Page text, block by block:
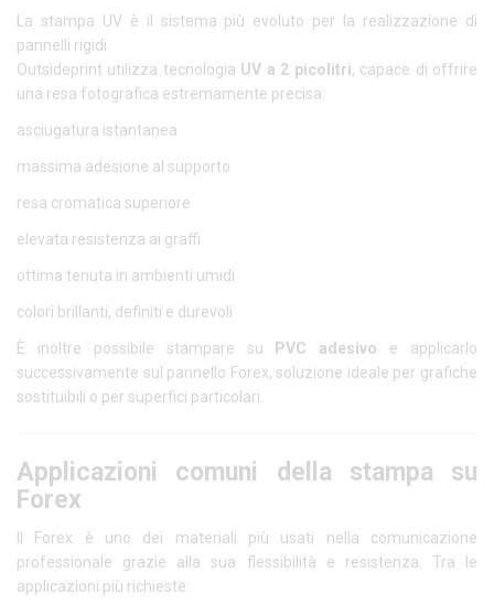
La stampa UV è il sistema più evoluto per la realizzazione di
pannelli rigidi.
Outsideprint utilizza tecnologia UV a 2 picolitri, capace di offrire
una resa fotografica estremamente precisa:
asciugatura istantanea
massima adesione al supporto
resa cromatica superiore
elevata resistenza ai graffi
ottima tenuta in ambienti umidi
colori brillanti, definiti e durevoli
È inoltre possibile stampare su PVC adesivo e applicarlo
successivamente sul pannello Forex, soluzione ideale per grafiche
sostituibili o per superfici particolari.
Applicazioni comuni della stampa su
Forex
Il Forex è uno dei materiali più usati nella comunicazione
professionale grazie alla sua flessibilità e resistenza. Tra le
applicazioni più richieste: